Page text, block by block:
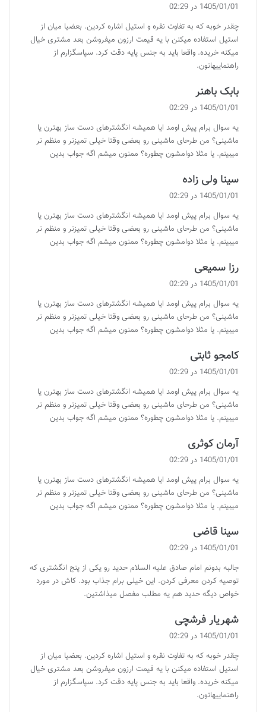
:
1405/01/01 در 02:29
چقدر خوبه که به تفاوت نقره و استیل اشاره کردین. بعضیا میان از
استیل استفاده میکنن با یه قیمت ارزون میفروشن بعد مشتری خیال
میکنه خریده. واقعا باید به جنس پایه دقت کرد. سپاسگزارم از
راهنماییهاتون.
بابک باهنر
:
1405/01/01 در 02:29
یه سوال برام پیش اومد ایا همیشه انگشترهای دست ساز بهترن یا
ماشینی؟ من طرحای ماشینی رو بعضی وقتا خیلی تمیزتر و منظم تر
میبینم. یا مثلا دوامشون چطوره؟ ممنون میشم اگه جواب بدین
سینا ولی زاده
ف
:
1405/01/01 در 02:29
یه سوال برام پیش اومد ایا همیشه انگشترهای دست ساز بهترن یا
ماشینی؟ من طرحای ماشینی رو بعضی وقتا خیلی تمیزتر و منظم تر
میبینم. یا مثلا دوامشون چطوره؟ ممنون میشم اگه جواب بدین
رزا سمیعی
:
1405/01/01 در 02:29
یه سوال برام پیش اومد ایا همیشه انگشترهای دست ساز بهترن یا
ماشینی؟ من طرحای ماشینی رو بعضی وقتا خیلی تمیزتر و منظم تر
میبینم. یا مثلا دوامشون چطوره؟ ممنون میشم اگه جواب بدین
کامجو ثابتی
ف
:
1405/01/01 در 02:29
یه سوال برام پیش اومد ایا همیشه انگشترهای دست ساز بهترن یا
ماشینی؟ من طرحای ماشینی رو بعضی وقتا خیلی تمیزتر و منظم تر
میبینم. یا مثلا دوامشون چطوره؟ ممنون میشم اگه جواب بدین
آرمان کوثری
ف
:
1405/01/01 در 02:29
یه سوال برام پیش اومد ایا همیشه انگشترهای دست ساز بهترن یا
ماشینی؟ من طرحای ماشینی رو بعضی وقتا خیلی تمیزتر و منظم تر
میبینم. یا مثلا دوامشون چطوره؟ ممنون میشم اگه جواب بدین
سینا قاضی
:
1405/01/01 در 02:29
جالبه بدونم امام صادق علیه السلام حدید رو یکی از پنج انگشتری که
توصیه کردن معرفی کردن. این خیلی برام جذاب بود. کاش در مورد
خواص دیگه حدید هم یه مطلب مفصل میذاشتین.
شهریار فرشچی
ف
:
1405/01/01 در 02:29
چقدر خوبه که به تفاوت نقره و استیل اشاره کردین. بعضیا میان از
استیل استفاده میکنن با یه قیمت ارزون میفروشن بعد مشتری خیال
میکنه خریده. واقعا باید به جنس پایه دقت کرد. سپاسگزارم از
راهنماییهاتون.